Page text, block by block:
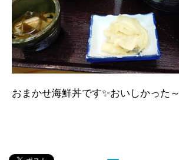
おまかせ海鮮丼です✨おいしかった～